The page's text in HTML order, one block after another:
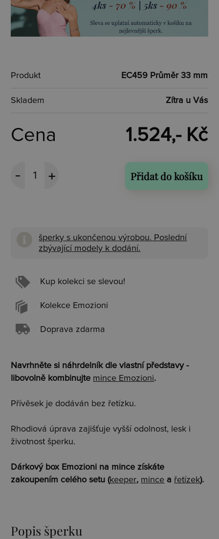
Produkt EC459 Průměr 33 mm
Skladem Zítra u Vás
Cena 1.524,- Kč
Přidat do košíku
šperky s ukončenou výrobou. Poslední
zbývající modely k dodání.
Kup kolekci se slevou!
Kolekce Emozioni
Doprava zdarma
Navrhněte si náhrdelník dle vlastní představy -
libovolně kombinujte mince Emozioni.
Přívěsek je dodáván bez řetízku.
Rhodiová úprava zajišťuje vyšší odolnost, lesk i
životnost šperku.
Dárkový box Emozioni na mince získáte
zakoupením celého setu (keeper, mince a řetízek).
Popis šperku